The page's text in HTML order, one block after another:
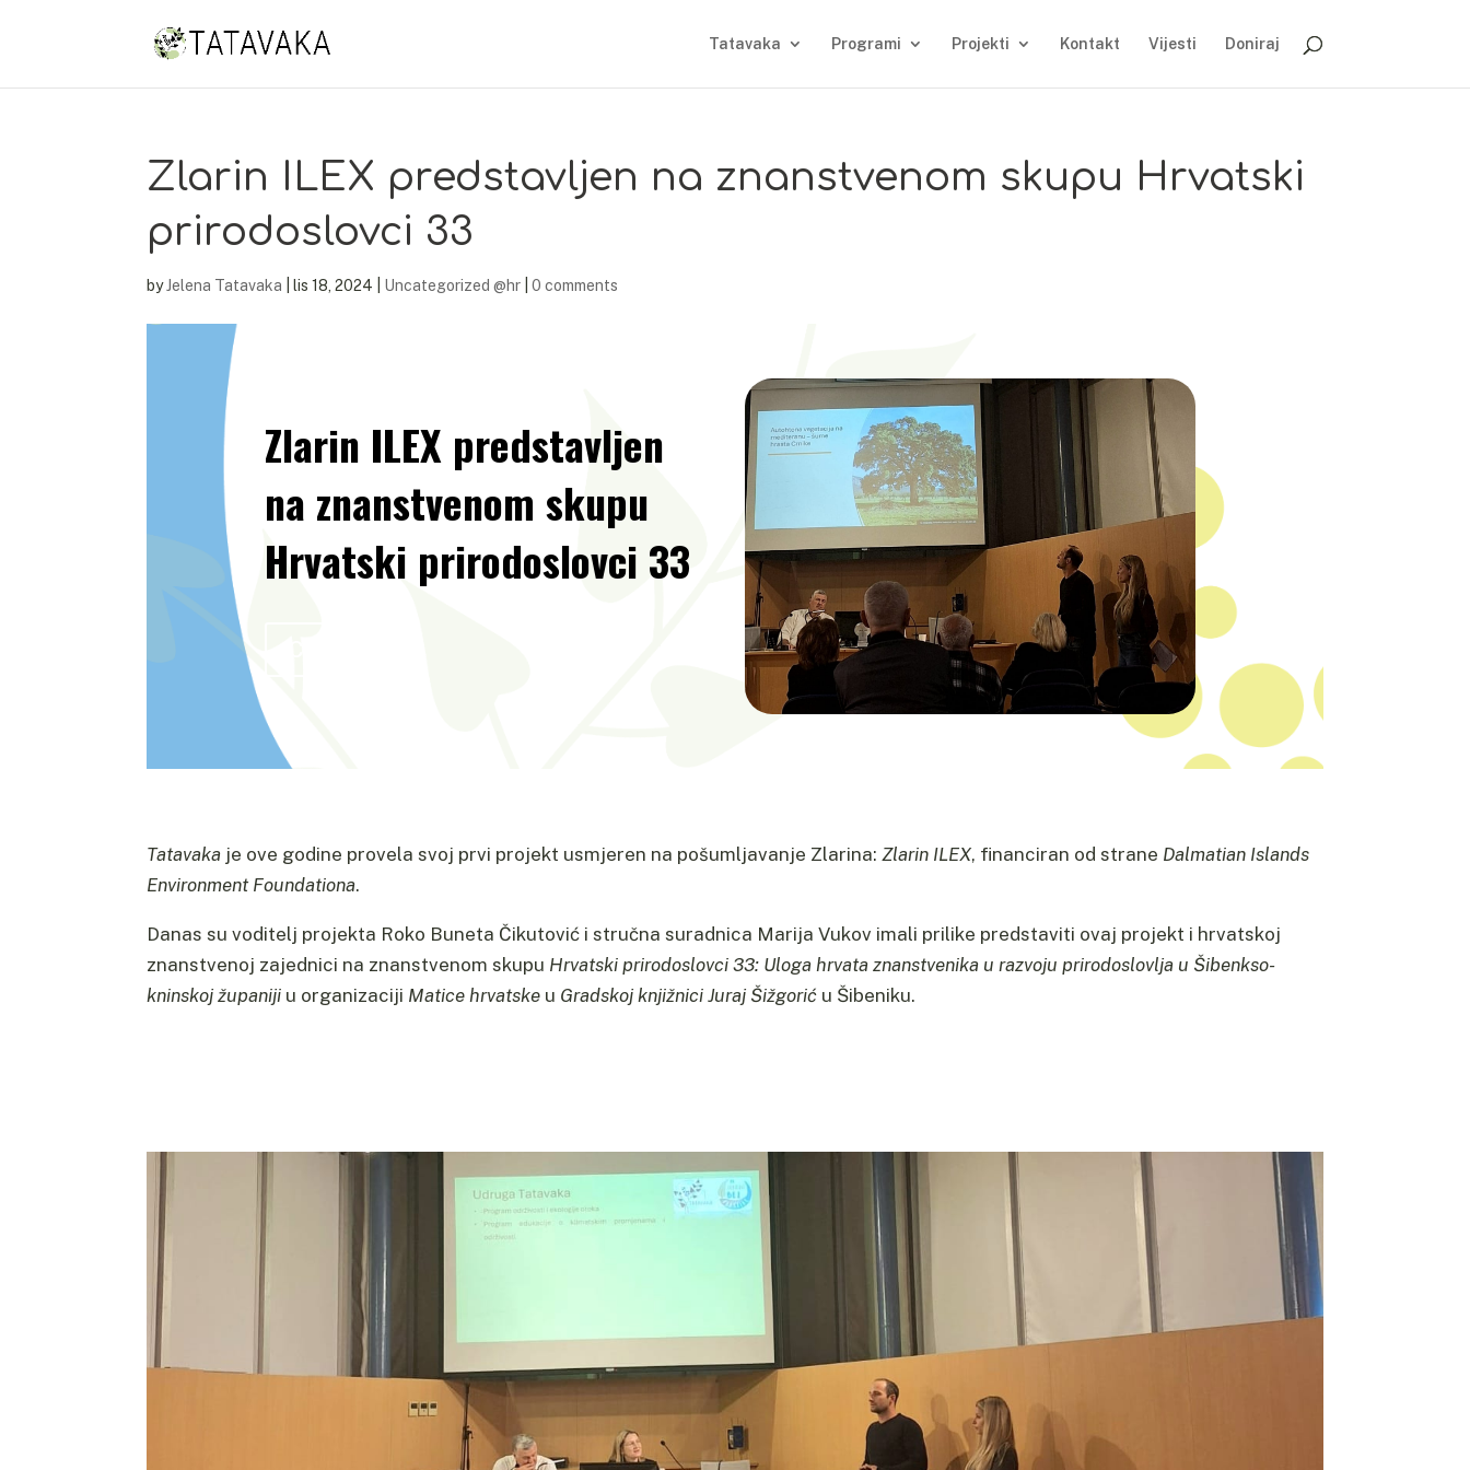
Tatavaka Programi Projekti Kontakt Vijesti Doniraj
Zlarin ILEX predstavljen na znanstvenom skupu Hrvatski
prirodoslovci 33
byJelena Tatavaka lis 18, 2024 Uncategorized @hr |0 comments
Zlarin ILEX predstavljen
na znanstvenom skupu
Hrvatski prirodoslovci 33
Tatavaka je ove godine provela svoj prvi projekt usmjeren na pošumljavanje Zlarina:Zlarin ILEX, financiran od strane Dalmatian Islands
Environment Foundationa.
Danas su voditelj projekta Roko Buneta Čikutović i stručna suradnica Marija Vukov imali prilike predstaviti ovaj projekt i hrvatskoj
znanstvenoj zajednici na znanstvenom skupu Hrvatski prirodoslovci 33: Uloga hrvata znanstvenika u razvoju prirodoslovlja u Šibenkso-
kninskoj županiji u organizaciji Matice hrvatske u Gradskoj knjižnici Juraj Šižgorić u Šibeniku.